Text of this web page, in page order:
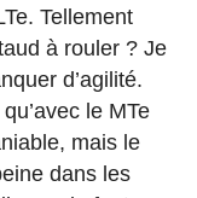
Tellement
à rouler ? Je
d’agilité.
le MTe
mais le
dans les